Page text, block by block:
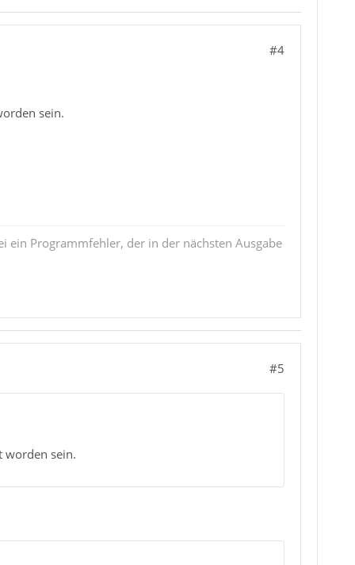
#4
sein.
ein Programmfehler, der in der nächsten Ausgabe
#5
worden sein.